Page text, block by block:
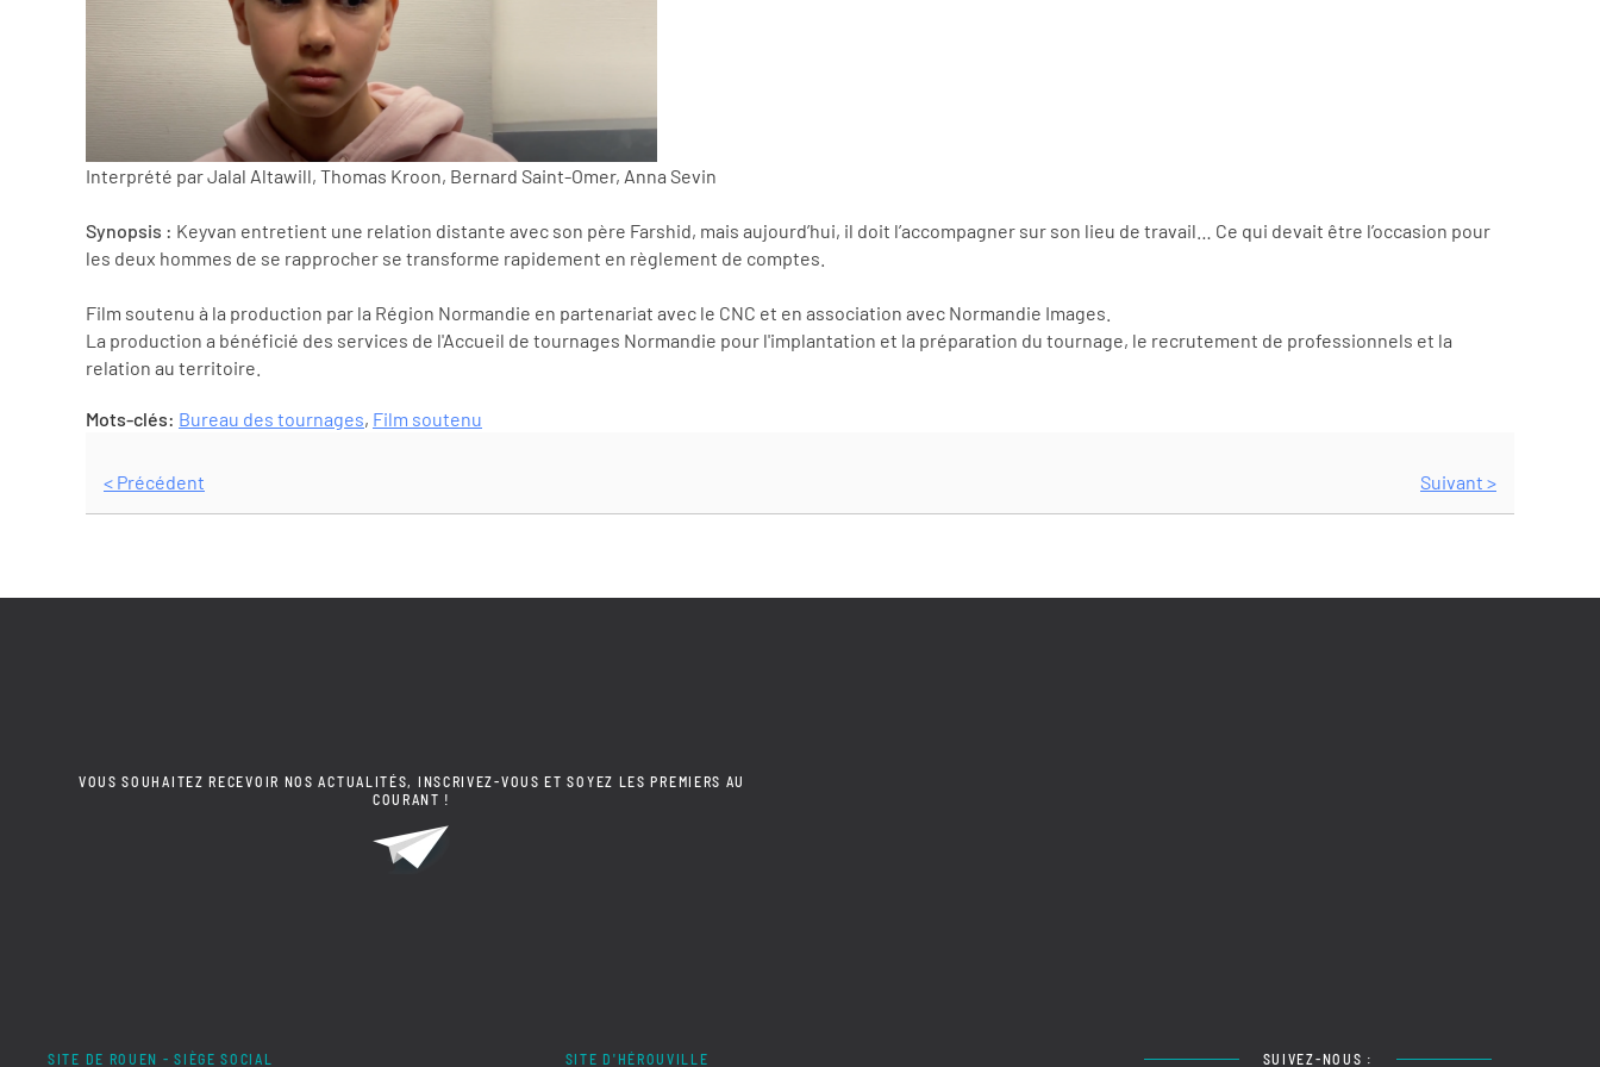
Interprété par Jalal Altawill, Thomas Kroon, Bernard Saint-Omer, Anna Sevin
Synopsis : Keyvan entretient une relation distante avec son père Farshid, mais aujourd’hui, il doit l’accompagner sur son lieu de travail… Ce qui devait être l’occasion pour
les deux hommes de se rapprocher se transforme rapidement en règlement de comptes.
Film soutenu à la production par la Région Normandie en partenariat avec le CNC et en association avec Normandie Images.
La production a bénéficié des services de l'Accueil de tournages Normandie pour l'implantation et la préparation du tournage, le recrutement de professionnels et la
relation au territoire.
Mots-clés: Bureau des tournages, Film soutenu
< Précédent Suivant >
VOUS SOUHAITEZ RECEVOIR NOS ACTUALITÉS, INSCRIVEZ-VOUS ET SOYEZ LES PREMIERS AU
COURANT !
SITE DE ROUEN - SIÈGE SOCIAL SITE D'HÉROUVILLE SUIVEZ-NOUS :